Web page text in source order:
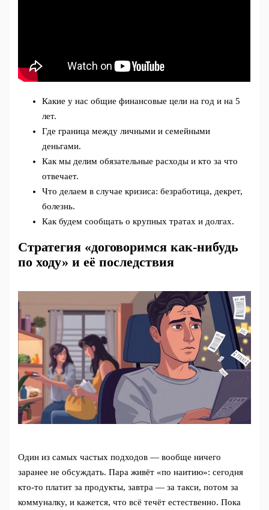
Какие у нас общие финансовые цели на год и на 5
лет.
Где граница между личными и семейными
деньгами.
Как мы делим обязательные расходы и кто за что
отвечает.
Что делаем в случае кризиса: безработица, декрет,
болезнь.
Как будем сообщать о крупных тратах и долгах.
Стратегия «договоримся как-нибудь
по ходу» и её последствия
Один из самых частых подходов — вообще ничего
заранее не обсуждать. Пара живёт «по наитию»: сегодня
кто‑то платит за продукты, завтра — за такси, потом за
коммуналку, и кажется, что всё течёт естественно. Пока